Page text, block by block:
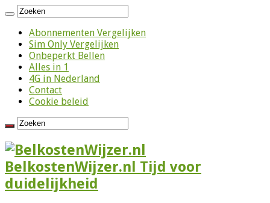
Abonnementen Vergelijken
Sim Only Vergelijken
Onbeperkt Bellen
Alles in 1
4G in Nederland
Contact
Cookie beleid
BelkostenWijzer.nl Tijd voor
duidelijkheid